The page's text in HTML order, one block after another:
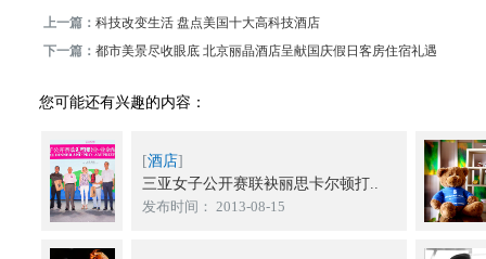
上一篇：科技改变生活 盘点美国十大高科技酒店
下一篇：都市美景尽收眼底 北京丽晶酒店呈献国庆假日客房住宿礼遇
您可能还有兴趣的内容：
[酒店]
三亚女子公开赛联袂丽思卡尔顿打..
发布时间： 2013-08-15